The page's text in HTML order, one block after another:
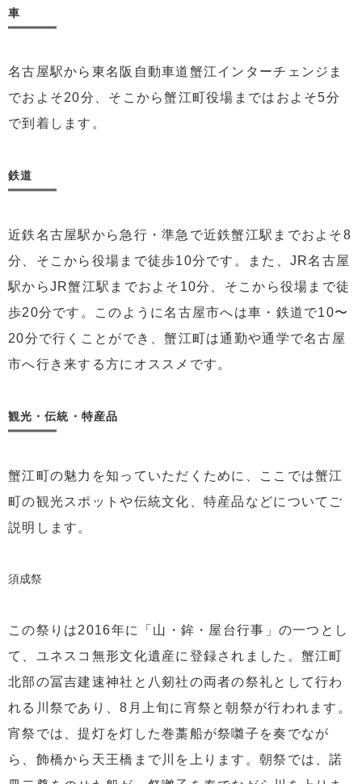
車
名古屋駅から東名阪自動車道蟹江インターチェンジま
でおよそ20分、そこから蟹江町役場まではおよそ5分
で到着します。
鉄道
近鉄名古屋駅から急行・準急で近鉄蟹江駅までおよそ8
分、そこから役場まで徒歩10分です。また、JR名古屋
駅からJR蟹江駅までおよそ10分、そこから役場まで徒
歩20分です。このように名古屋市へは車・鉄道で10〜
20分で行くことができ、蟹江町は通勤や通学で名古屋
市へ行き来する方にオススメです。
観光・伝統・特産品
蟹江町の魅力を知っていただくために、ここでは蟹江
町の観光スポットや伝統文化、特産品などについてご
説明します。
須成祭
この祭りは2016年に「山・鉾・屋台行事」の一つとし
て、ユネスコ無形文化遺産に登録されました。蟹江町
北部の冨吉建速神社と八剱社の両者の祭礼として行わ
れる川祭であり、8月上旬に宵祭と朝祭が行われます。
宵祭では、提灯を灯した巻藁船が祭囃子を奏でなが
ら、飾橋から天王橋まで川を上ります。朝祭では、諾